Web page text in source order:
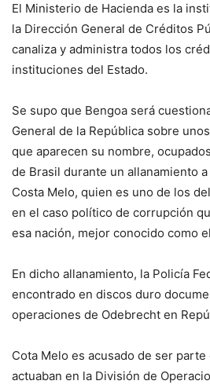
El Ministerio de Hacienda es la
la Dirección General de Créditos
canaliza y administra todos los
instituciones del Estado.
Se supo que Bengoa será
General de la República sobre
que aparecen su nombre,
de Brasil durante un allanamiento
Costa Melo, quien es uno de los
en el caso político de corrupción
esa nación, mejor conocido como el
En dicho allanamiento, la Policía
encontrado en discos duro
operaciones de Odebrecht en
Cota Melo es acusado de ser
actuaban en la División de